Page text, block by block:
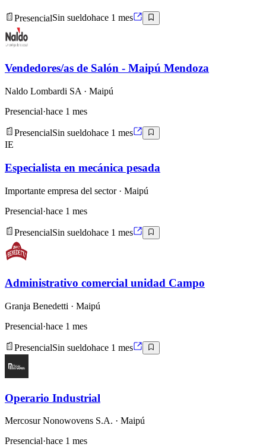
PresencialSin sueldohace 1 mes
Vendedores/as de Salón - Maipú Mendoza
Naldo Lombardi SA · Maipú
Presencial·hace 1 mes
PresencialSin sueldohace 1 mes
IE
Especialista en mecánica pesada
Importante empresa del sector· Maipú
Presencial·hace 1 mes
PresencialSin sueldohace 1 mes
Administrativo comercial unidad Campo
Granja Benedetti · Maipú
Presencial·hace 1 mes
PresencialSin sueldohace 1 mes
Operario Industrial
Mercosur Nonowovens S.A. · Maipú
Presencial·hace 1 mes